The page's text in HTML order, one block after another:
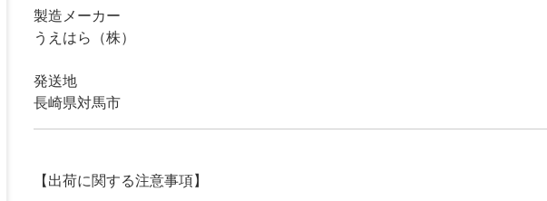
製造メーカー
うえはら（株）
発送地
長崎県対馬市
【出荷に関する注意事項】